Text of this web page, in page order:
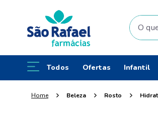
O que
Todos Ofertas Infantil
Beleza Rosto